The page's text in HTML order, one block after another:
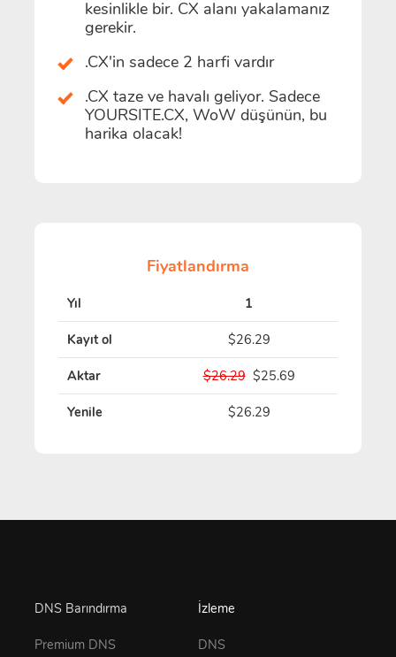
kesinlikle bir. CX alanı yakalamanız
gerekir.
.CX'in sadece 2 harfi vardır
.CX taze ve havalı geliyor. Sadece
YOURSITE.CX, WoW düşünün, bu
harika olacak!
Fiyatlandırma
Yıl 1
Kayıt ol $26.29
Aktar $26.29$25.69
Yenile $26.29
DNS Barındırma
Premium DNS
İzleme
DNS